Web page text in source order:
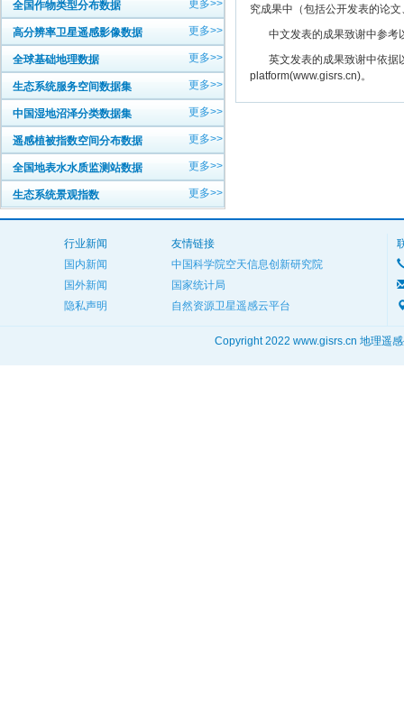
全国作物类型分布数据 更多>>
高分辨率卫星遥感影像数据 更多>>
全球基础地理数据 更多>>
生态系统服务空间数据集 更多>>
中国湿地沼泽分类数据集 更多>>
遥感植被指数空间分布数据 更多>>
全国地表水水质监测站数据 更多>>
生态系统景观指数 更多>>
究成果中（包括公开发表的论
中文发表的成果致谢中参考
英文发表的成果致谢中依据
platform(www.gisrs.cn)。
行业新闻
国内新闻
国外新闻
隐私声明
友情链接
中国科学院空天信息创新研究院
国家统计局
自然资源卫星遥感云平台
Copyright 2022 www.gisrs.cn 地理遥